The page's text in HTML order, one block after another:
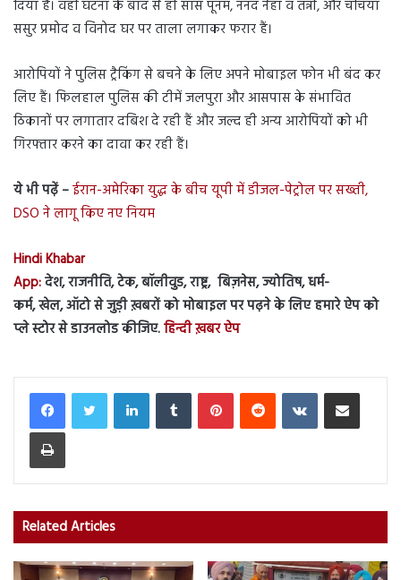
दिया है। वहीं घटना के बाद से ही सास पूनम, ननद नेहा व तन्नी, और चचिया
ससुर प्रमोद व विनोद घर पर ताला लगाकर फरार हैं।
आरोपियों ने पुलिस ट्रैकिंग से बचने के लिए अपने मोबाइल फोन भी बंद कर
लिए हैं। फिलहाल पुलिस की टीमें जलपुरा और आसपास के संभावित
ठिकानों पर लगातार दबिश दे रही हैं और जल्द ही अन्य आरोपियों को भी
गिरफ्तार करने का दावा कर रही हैं।
ये भी पढ़ें –ईरान-अमेरिका युद्ध के बीच यूपी में डीजल-पेट्रोल पर सख्ती,
DSO ने लागू किए नए नियम
Hindi Khabar
App:देश, राजनीति, टेक, बॉलीवुड, राष्ट्र, बिज़नेस, ज्योतिष, धर्म-
कर्म, खेल, ऑटो से जुड़ी ख़बरों को मोबाइल पर पढ़ने के लिए हमारे ऐप को
प्ले स्टोर से डाउनलोड कीजिए.हिन्दी ख़बर ऐप
LinkedInTumblr PinterestReddit VKontakteShare via Email
Print
Related Articles